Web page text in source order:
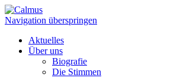
Navigation überspringen
Aktuelles
Über uns
Biografie
Die Stimmen